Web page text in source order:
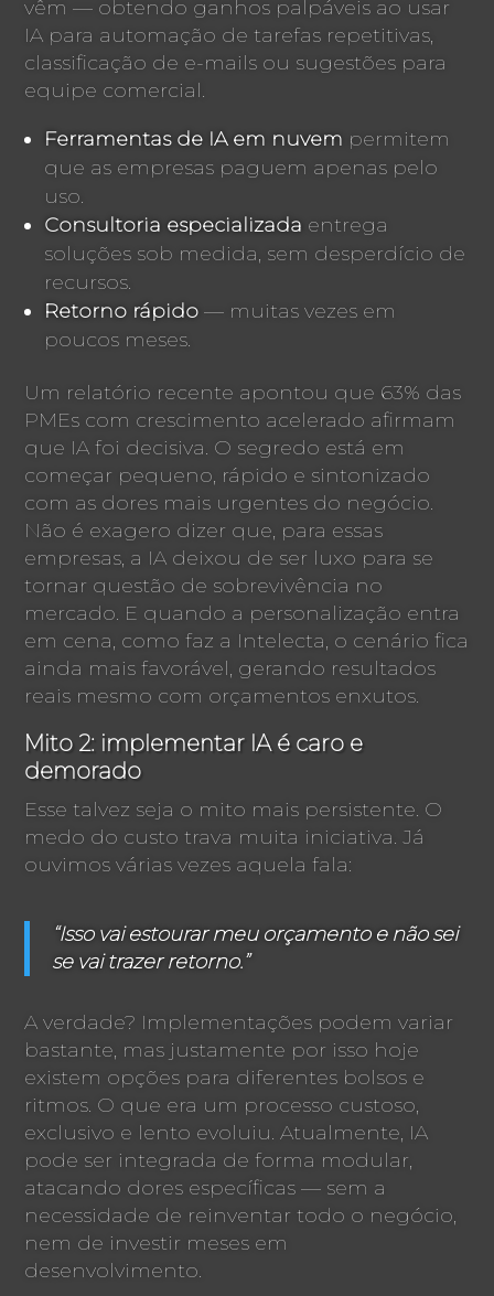
vêm — obtendo ganhos palpáveis ao usar
IA para automação de tarefas repetitivas,
classificação de e-mails ou sugestões para
equipe comercial.
Ferramentas de IA em nuvem permitem
que as empresas paguem apenas pelo
uso.
Consultoria especializada entrega
soluções sob medida, sem desperdício de
recursos.
Retorno rápido — muitas vezes em
poucos meses.
Um relatório recente apontou que 63% das
PMEs com crescimento acelerado afirmam
que IA foi decisiva. O segredo está em
começar pequeno, rápido e sintonizado
com as dores mais urgentes do negócio.
Não é exagero dizer que, para essas
empresas, a IA deixou de ser luxo para se
tornar questão de sobrevivência no
mercado. E quando a personalização entra
em cena, como faz a Intelecta, o cenário fica
ainda mais favorável, gerando resultados
reais mesmo com orçamentos enxutos.
Mito 2: implementar IA é caro e
demorado
Esse talvez seja o mito mais persistente. O
medo do custo trava muita iniciativa. Já
ouvimos várias vezes aquela fala:
“Isso vai estourar meu orçamento e não sei
se vai trazer retorno.”
A verdade? Implementações podem variar
bastante, mas justamente por isso hoje
existem opções para diferentes bolsos e
ritmos. O que era um processo custoso,
exclusivo e lento evoluiu. Atualmente, IA
pode ser integrada de forma modular,
atacando dores específicas — sem a
necessidade de reinventar todo o negócio,
nem de investir meses em
desenvolvimento.